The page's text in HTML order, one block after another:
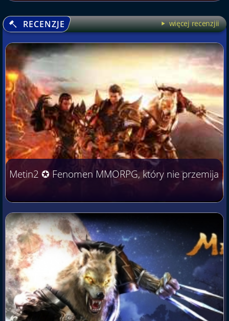
RECENZJE więcej recenzjii
Metin2 ✪ Fenomen MMORPG, który nie przemija